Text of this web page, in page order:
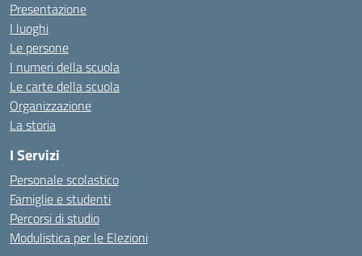
Presentazione
I luoghi
Le persone
I numeri della scuola
Le carte della scuola
Organizzazione
La storia
I Servizi
Personale scolastico
Famiglie e studenti
Percorsi di studio
Modulistica per le Elezioni